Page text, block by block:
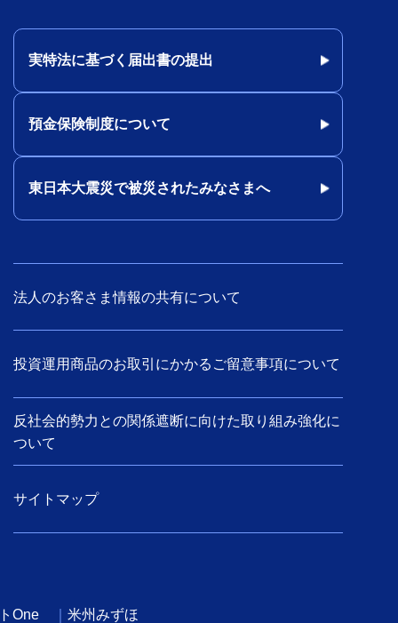
実特法に基づく届出書の提出
預金保険制度について
東日本大震災で被災されたみなさまへ
法人のお客さま情報の共有について
投資運用商品のお取引にかかるご留意事項について
反社会的勢力との関係遮断に向けた取り組み強化に
ついて
サイトマップ
One 米州みずほ